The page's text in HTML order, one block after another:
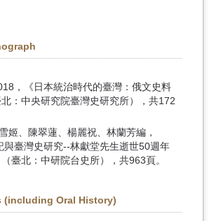
，《日本統治時代的臺灣：俄文史料
：中央研究院臺灣史研究所），共172
姬、陳翠蓮、楊麗祝、林蘭芳編，
與臺灣史研究--林獻堂先生逝世50週年
臺北：中研院台史所），共963頁。
(including Oral History)